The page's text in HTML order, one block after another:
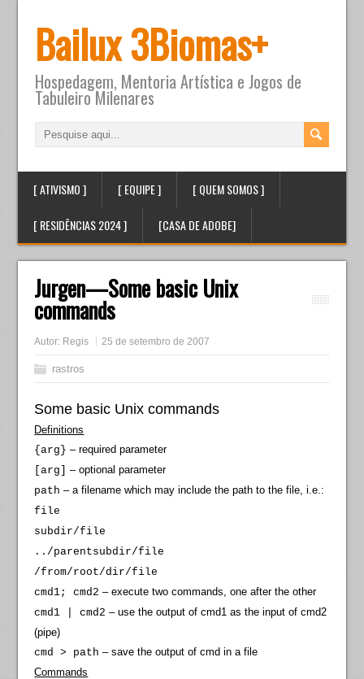
Bailux 3Biomas+
Hospedagem, Mentoria Artística e Jogos de
Tabuleiro Milenares
[ ATIVISMO ] [ EQUIPE ] [ QUEM SOMOS ]
[ RESIDÊNCIAS 2024 ] [CASA DE ADOBE]
Jurgen—Some basic Unix
commands
Autor: Regis 25 de setembro de 2007
rastros
Some basic Unix commands
Definitions
{arg} – required parameter
[arg]
– optional parameter
path – a filename which may include the path to the file, i.e.:
file
subdir/file
../parentsubdir/file
/from/root/dir/file
cmd1; cmd2 – execute two commands, one after the other
cmd1 | cmd2 – use the output of cmd1 as the input of cmd2
(pipe)
cmd > path – save the output of cmd in a file
Commands